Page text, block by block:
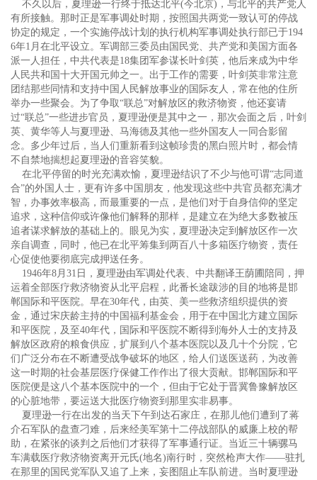
不久以后，夏理逊一行终于抵达北平(今北京)，与北平的共产党人
有所接触。那时正是军事调处时期，按照国共两党一致认可的停战
协定的规定，一个实施停战计划的执行机构军事调处执行部已于194
6年1月在北平设立。军调部三委员由国民党、共产党和美国方面各
派一人担任，中共代表是18集团军参谋长叶剑英，他后来成为中华
人民共和国十大开国元帅之一。出于工作的需要，叶剑英非常注意
团结那些同情和支持中国人民解放事业的国际友人，常在他的住所
举办一些聚会。为了争取“联总”对解放区的救济物资，他还宴请
过“联总”一些进步官员，夏理逊便是其中之一，那次会面之后，叶剑
英、黄华等人与夏理逊、马海德及其他一些外国友人一同合影留
念。多少年过后，当人们重新看到这帧珍贵的黑白照片时，都会情
不自禁地揣想起夏理逊的音容笑貌。
在北平停留的时光充满欢愉，夏理逊结识了不少与他可谓“志同道
合”的外国人士，更有许多中国朋友，他发现这些中共官员都充满才
智，办事效率极高，而最重要的一点，是他们对于自身信仰的坚定
追求，这种信仰或许像他们解释的那样，是建立在为绝大多数被压
追者谋求解放的基础上的。眼见为实，夏理逊决定到解放区作一次
亲自调查，同时，他已在北平筹集到两百八十多箱医疗物资，责任
心促使他要彻底完成押送任务。
1946年8月31日，夏理逊由军调处代表、中共翻译王荫圃陪同，押
运着全部医疗救济物资从北平启程，此番长途跋涉的目的地将是邯
郸国际和平医院。早在30年代，由英、美一些救济组织提供的资
金，通过宋庆龄主持的中国福利基金会，用于在中国北方建立国际
和平医院，及至40年代，国际和平医院不断得到海外人士的支持及
解放区政府的粮食供应，扩展到八个基本医院以及几十个分院，它
们广泛分布在不断遭受战争破坏的地区，给人们送医送药，为改善
这一时期的社会基层医疗保健工作作出了很大贡献。邯郸国际和平
医院便是这八个基本医院中的一个，但由于它处于晋冀鲁豫解放区
的心脏地带，要运送大批医疗物资到那里实非易事。
夏理逊一行在出发的当天下午到达石家庄，在那儿他们遭到了蒋
介石军队的盘查刁难，后来经美军第十二停战部队的威廉上校的帮
助，在紧张的谈判之后他们才获得了军事通行证。当近三十辆骡马
车满载医疗救济物资离开元氏(地名)南行时，突然枪声大作——驻扎
在那里的国民党军队又追了上来，妄图阻止车队前进。当时夏理逊